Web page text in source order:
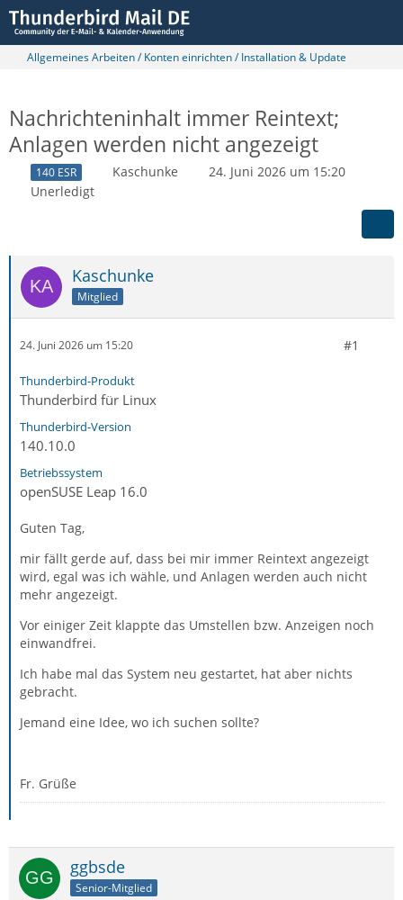
Allgemeines Arbeiten / Konten einrichten / Installation & Update
Nachrichteninhalt immer Reintext;
Anlagen werden nicht angezeigt
140 ESR Kaschunke
24. Juni 2026 um 15:20
Unerledigt
Kaschunke
Mitglied
24. Juni 2026 um 15:20 #1
Thunderbird-Produkt
Thunderbird für Linux
Thunderbird-Version
140.10.0
Betriebssystem
openSUSE Leap 16.0
Guten Tag,
mir fällt gerde auf, dass bei mir immer Reintext angezeigt
wird, egal was ich wähle, und Anlagen werden auch nicht
mehr angezeigt.
Vor einiger Zeit klappte das Umstellen bzw. Anzeigen noch
einwandfrei.
Ich habe mal das System neu gestartet, hat aber nichts
gebracht.
Jemand eine Idee, wo ich suchen sollte?
Fr. Grüße
ggbsde
Senior-Mitglied